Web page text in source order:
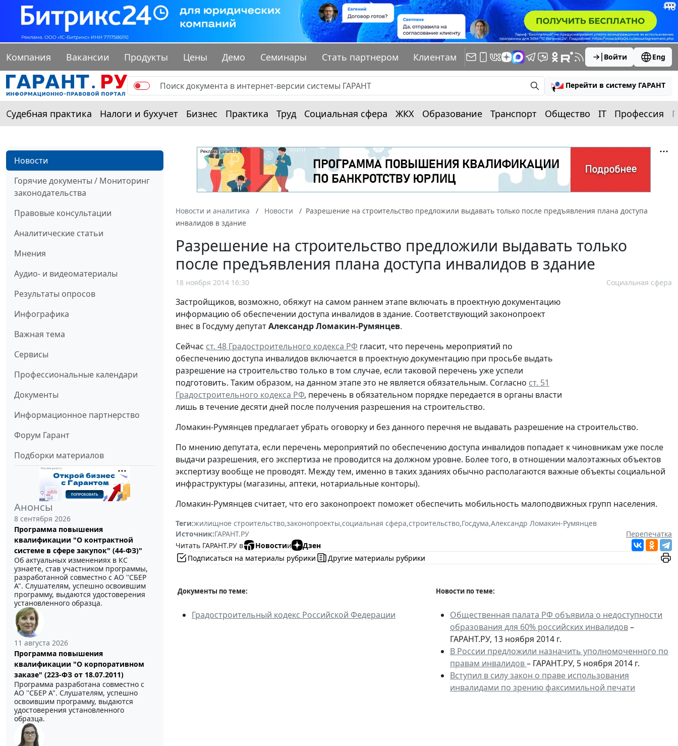
Компания Вакансии Продукты Цены Демо Семинары Стать партнером Клиентам Войти Eng
Перейти в систему ГАРАНТ
Судебная практика Налоги и бухучет Бизнес Практика Труд Социальная сфера ЖКХ Образование Транспорт Общество IT Профессия
Новости
Горячие документы / Мониторинг
законодательства
Правовые консультации
Аналитические статьи
Мнения
Аудио- и видеоматериалы
Результаты опросов
Инфографика
Важная тема
Сервисы
Профессиональные календари
Документы
Информационное партнерство
Форум Гарант
Подборки материалов
Анонсы
8 сентября 2026
Программа повышения
квалификации "О контрактной
системе в сфере закупок" (44-ФЗ)"
Об актуальных изменениях в КС
узнаете, став участником программы,
разработанной совместно с АО ''СБЕР
А". Слушателям, успешно освоившим
программу, выдаются удостоверения
установленного образца.
11 августа 2026
Программа повышения
квалификации "О корпоративном
заказе" (223-ФЗ от 18.07.2011)
Программа разработана совместно с
АО ''СБЕР А". Слушателям, успешно
освоившим программу, выдаются
удостоверения установленного
образца.
Новости и аналитика Новости
Разрешение на строительство предложили выдавать только после предъявления плана доступа
инвалидов в здание
Разрешение на строительство предложили выдавать только
после предъявления плана доступа инвалидов в здание
18 ноября 2014 16:30 Социальная сфера
Застройщиков, возможно, обяжут на самом раннем этапе включать в проектную документацию
информацию об обеспечении доступа инвалидов в здание. Соответствующий законопроект
внес в Госдуму депутатАлександрЛомакин-Румянцев.
Сейчас ст. 48 Градостроительного кодекса РФ гласит, что перечень мероприятий по
обеспечению доступа инвалидов включается в проектную документацию при просьбе выдать
разрешение на строительство только в том случае, если таковой перечень уже успели
подготовить. Таким образом, на данном этапе это не является обязательным. Согласно ст. 51
Градостроительного кодекса РФ, перечень в обязательном порядке передается в органы власти
лишь в течение десяти дней после получения разрешения на строительство.
Ломакин-Румянцев предлагает убрать оговорку и без данного перечня не выдавать разрешение на строительство.
По мнению депутата, если перечень мероприятий по обеспечению доступа инвалидов попадает к чиновникам уже после
выдачи разрешения, его экспертиза не проводится на должном уровне. Более того, в отношении малоэтажных объектов
экспертизу вообще не проводят. Между тем, именно в таких зданиях обычно располагаются важные объекты социальной
инфраструктуры (магазины, аптеки, нотариальные конторы).
Ломакин-Румянцев считает, что его законопроект поможет обеспечить мобильность малоподвижных групп населения.
Теги:жилищное строительство,законопроекты,социальная сфера,строительство,Госдума,Александр Ломакин-Румянцев
Источник:ГАРАНТ.РУ
Перепечатка
Читать ГАРАНТ.РУ в
Новостии
Дзен
Подписаться на материалы рубрики
Другие материалы рубрики
Документы по теме: Новости по теме:
Градостроительный кодекс Российской Федерации
Общественная палата РФ объявила о недоступности
образования для 60% российских инвалидов–
ГАРАНТ.РУ, 13 ноября 2014 г.
В России предложили назначить уполномоченного по
правам инвалидов– ГАРАНТ.РУ, 5 ноября 2014 г.
Вступил в силу закон о праве использования
инвалидами по зрению факсимильной печати